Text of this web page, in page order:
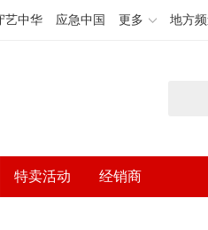
艺中华 应急中国 更多 地方
特卖活动 经销商